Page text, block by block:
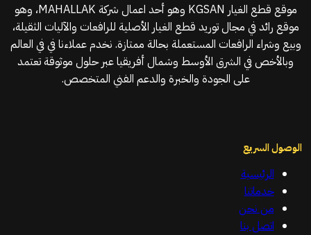
موقع قطع الغيار KGSAN وهو أحد اعمال شركة MAHALLAK، وهو
موقع رائد في مجال توريد قطع الغيار الأصلية للرافعات والآليات الثقيلة،
وبيع وشراء الرافعات المستعملة بحالة ممتازة. نخدم عملاءنا في في العالم
وبالأخص في الشرق الأوسط وشمال أفريقيا عبر حلول موثوقة تعتمد
على الجودة والخبرة والدعم الفني المتخصص.
الوصول السريع
الرئيسية
خدماتنا
من نحن
اتصل بنا